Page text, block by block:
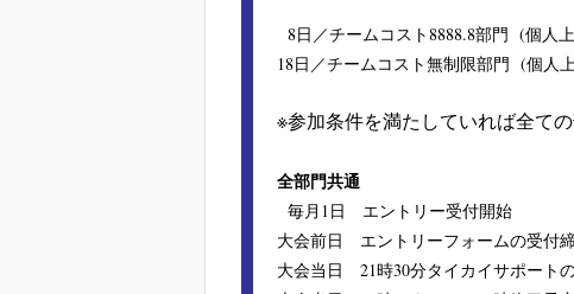
8日／チームコスト8888.8部門 (個人
18日 ／チームコスト無制限部門 (個人
※参加条件を満たしていれば全て
全部門共通
毎月1日 エントリー受付開始
大会前日 エントリーフォームの受付
大会当日 21時30分タイカイサポート